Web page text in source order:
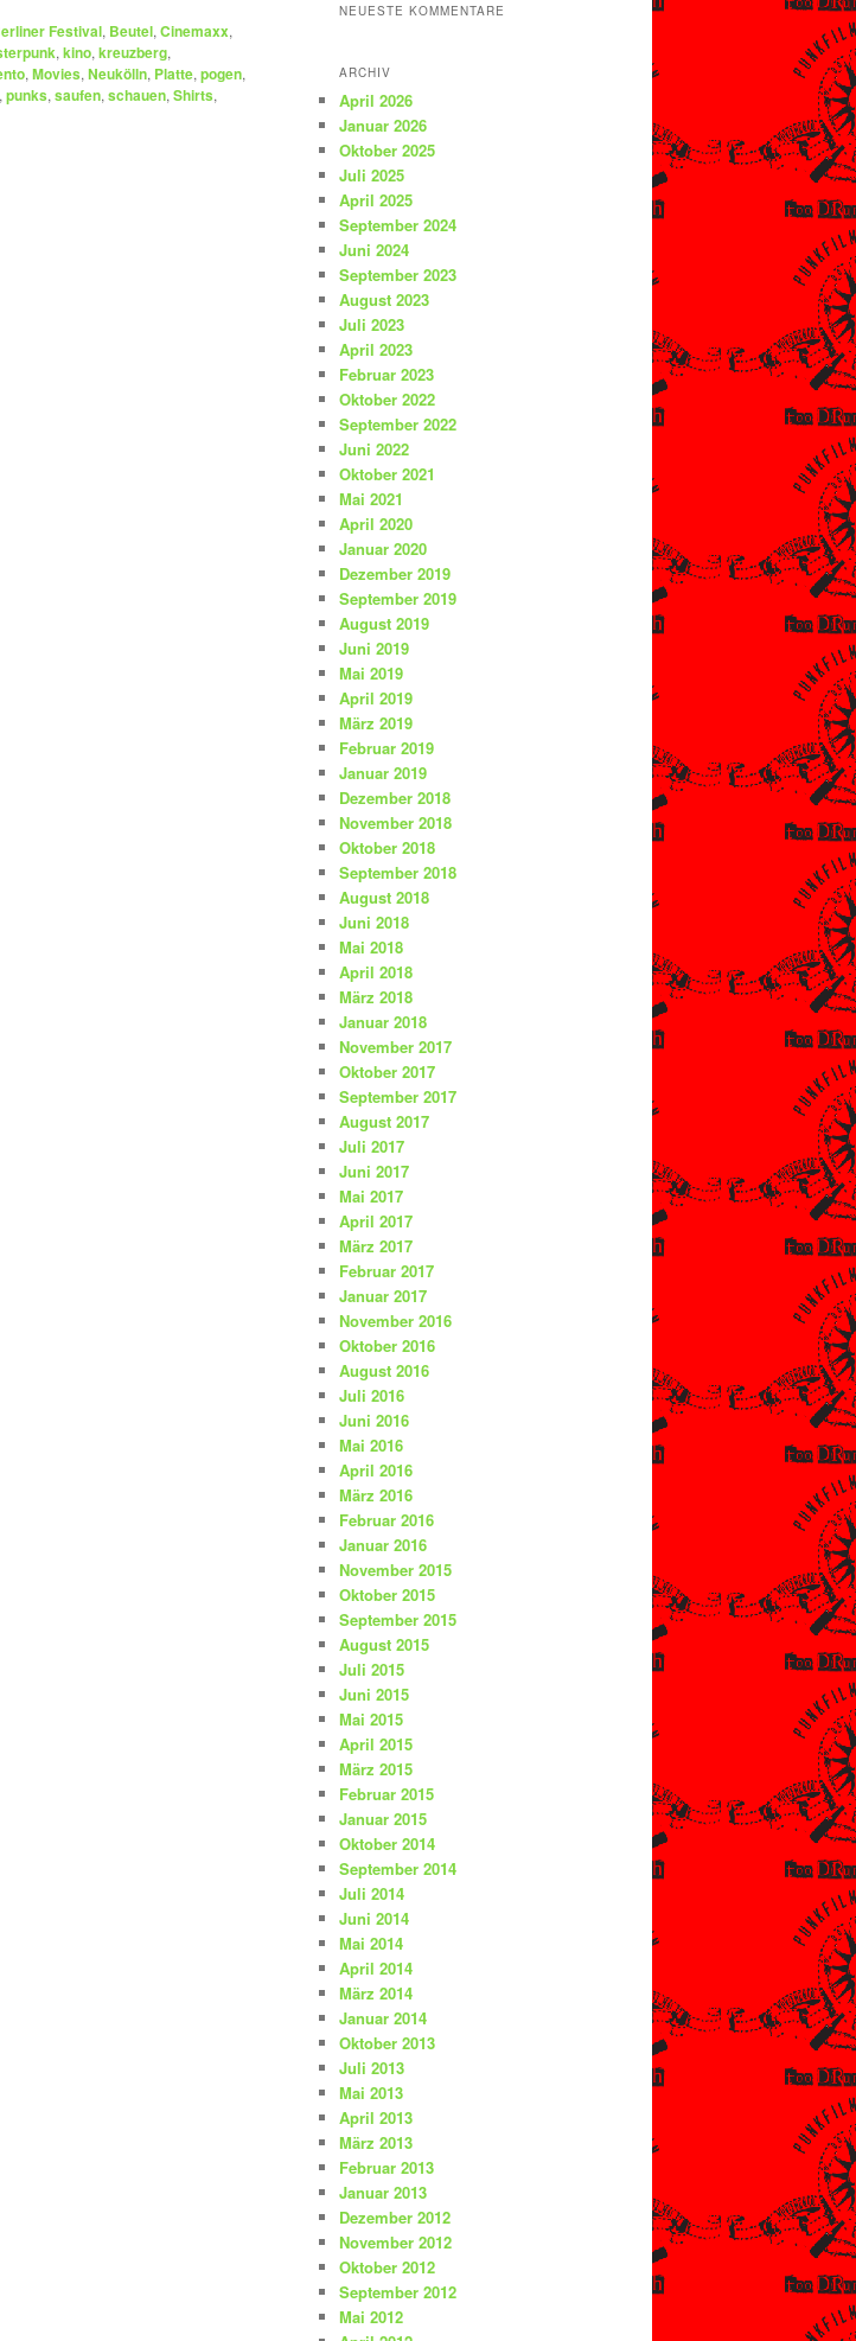
Festival, Beutel, Cinemaxx,
, kino, kreuzberg,
, Movies, Neukölln, Platte, pogen,
, punks, saufen, schauen, Shirts,
NEUESTE KOMMENTARE
ARCHIV
April 2026
Januar 2026
Oktober 2025
Juli 2025
April 2025
September 2024
Juni 2024
September 2023
August 2023
Juli 2023
April 2023
Februar 2023
Oktober 2022
September 2022
Juni 2022
Oktober 2021
Mai 2021
April 2020
Januar 2020
Dezember 2019
September 2019
August 2019
Juni 2019
Mai 2019
April 2019
März 2019
Februar 2019
Januar 2019
Dezember 2018
November 2018
Oktober 2018
September 2018
August 2018
Juni 2018
Mai 2018
April 2018
März 2018
Januar 2018
November 2017
Oktober 2017
September 2017
August 2017
Juli 2017
Juni 2017
Mai 2017
April 2017
März 2017
Februar 2017
Januar 2017
November 2016
Oktober 2016
August 2016
Juli 2016
Juni 2016
Mai 2016
April 2016
März 2016
Februar 2016
Januar 2016
November 2015
Oktober 2015
September 2015
August 2015
Juli 2015
Juni 2015
Mai 2015
April 2015
März 2015
Februar 2015
Januar 2015
Oktober 2014
September 2014
Juli 2014
Juni 2014
Mai 2014
April 2014
März 2014
Januar 2014
Oktober 2013
Juli 2013
Mai 2013
April 2013
März 2013
Februar 2013
Januar 2013
Dezember 2012
November 2012
Oktober 2012
September 2012
Mai 2012